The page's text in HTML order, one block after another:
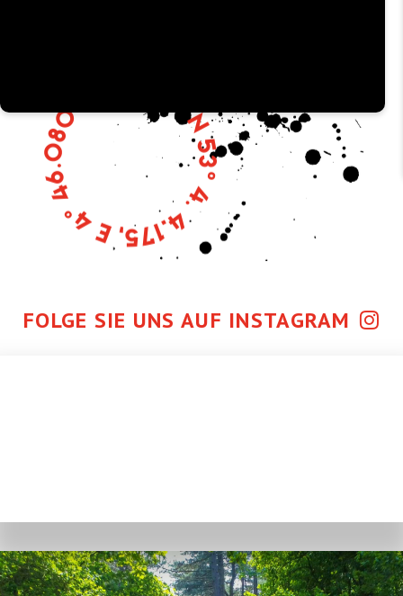
FOLGE SIE UNS AUF INSTAGRAM